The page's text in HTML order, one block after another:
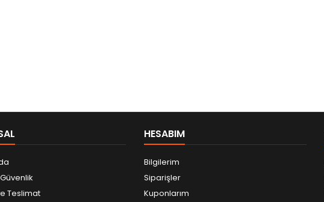
Teslimat
HESABIM
Bilgilerim
Siparişler
Kuponlarım